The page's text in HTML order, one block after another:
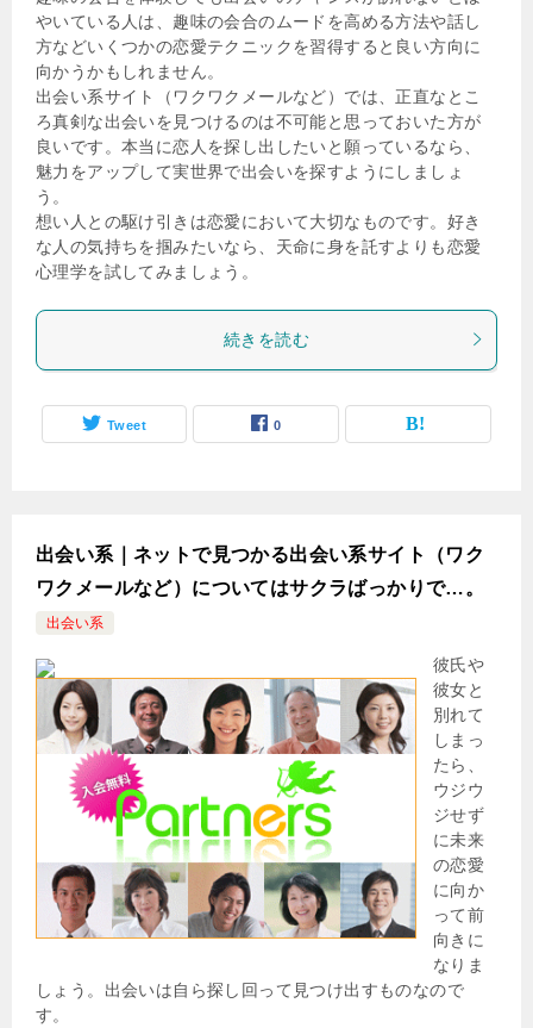
やいている人は、趣味の会合のムードを高める方法や話し
方などいくつかの恋愛テクニックを習得すると良い方向に
向かうかもしれません。
出会い系サイト（ワクワクメールなど）では、正直なとこ
ろ真剣な出会いを見つけるのは不可能と思っておいた方が
良いです。本当に恋人を探し出したいと願っているなら、
魅力をアップして実世界で出会いを探すようにしましょ
う。
想い人との駆け引きは恋愛において大切なものです。好き
な人の気持ちを掴みたいなら、天命に身を託すよりも恋愛
心理学を試してみましょう。
続きを読む
Tweet 0
出会い系｜ネットで見つかる出会い系サイト（ワク
ワクメールなど）についてはサクラばっかりで…。
出会い系
彼氏や
彼女と
別れて
しまっ
たら、
ウジウ
ジせず
に未来
の恋愛
に向か
って前
向きに
なりま
しょう。出会いは自ら探し回って見つけ出すものなので
す。